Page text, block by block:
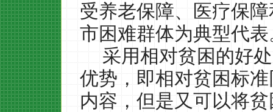
受养老保障、医疗保
市困难群体为典型代表
采用相对贫困的好
优势，即相对贫困标
内容，但是又可以将